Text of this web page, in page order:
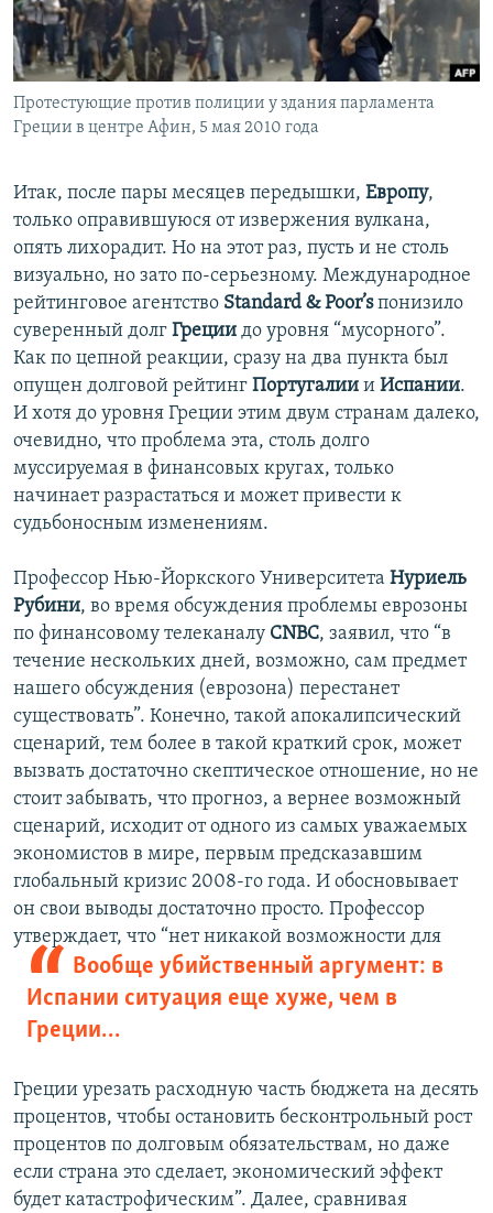
İNFOQRAFIKA
KARIKATURA
AZƏRBAYCAN ƏDƏBIYYATI KITABXANASI
İSLAM VƏ DEMOKRATIYA
İZ - MƏDƏNIYYƏT PROQRAMI
MISSIYAMIZ
PEŞƏ ETIKASI VƏ JURNALISTIKA STANDARTLARIMIZ
MATERIALLARIMIZDAN ISTIFADƏ
AZADLIQRADIOSU MOBIL TELEFONUNUZDA
XƏBƏR BÜLLETENLƏRIMIZ
BIZI IZLƏ
RFE/RL-in bütün saytları
Протестующие против полиции у здания парламента
Греции в центре Афин, 5 мая 2010 года
Итак, после пары месяцев передышки, Европу,
только оправившуюся от извержения вулкана,
опять лихорадит. Но на этот раз, пусть и не столь
визуально, но зато по-серьезному. Международное
рейтинговое агентство Standard & Poor’sпонизило
суверенный долг Греции до уровня “мусорного”.
Как по цепной реакции, сразу на два пункта был
опущен долговой рейтинг Португалии и Испании.
И хотя до уровня Греции этим двум странам далеко,
очевидно, что проблема эта, столь долго
муссируемая в финансовых кругах, только
начинает разрастаться и может привести к
судьбоносным изменениям.
Профессор Нью-Йоркского Университета Нуриель
Рубини, во время обсуждения проблемы еврозоны
по финансовому телеканалу CNBC, заявил, что “в
течение нескольких дней, возможно, сам предмет
нашего обсуждения (еврозона) перестанет
существовать”. Конечно, такой апокалипсический
сценарий, тем более в такой краткий срок, может
вызвать достаточно скептическое отношение, но не
стоит забывать, что прогноз, а вернее возможный
сценарий, исходит от одного из самых уважаемых
экономистов в мире, первым предсказавшим
глобальный кризис 2008-го года. И обосновывает
он свои выводы достаточно просто. Профессор
утверждает,
Вообще убийственный аргумент: в
Испании ситуация еще хуже, чем в
Греции…
что “нет никакой возможности для
Греции урезать расходную часть бюджета на десять
процентов, чтобы остановить бесконтрольный рост
процентов по долговым обязательствам, но даже
если страна это сделает, экономический эффект
будет катастрофическим”. Далее, сравнивая